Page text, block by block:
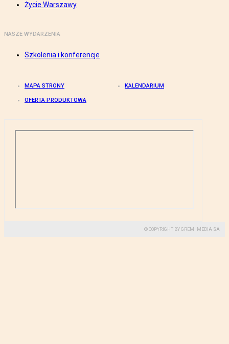
Życie Warszawy
NASZE WYDARZENIA
Szkolenia i konferencje
MAPA STRONY KALENDARIUM
OFERTA PRODUKTOWA
© COPYRIGHT BY GREMI MEDIA SA